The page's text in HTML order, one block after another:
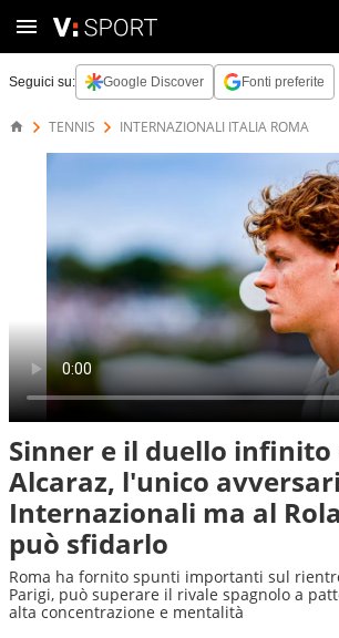
Seguici su: Google Discover Fonti preferite
TENNIS INTERNAZIONALI ITALIA ROMA
Sinner e il duello infinito
Alcaraz, l'unico
Internazionali ma al
può sfidarlo
Roma ha fornito spunti importanti sul
Parigi, può superare il rivale spagnolo a
alta concentrazione e mentalità